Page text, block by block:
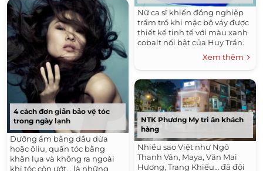
4 cách đơn giản bảo vệ tóc
trong ngày lạnh
Dưỡng ẩm bằng dầu dừa
hoặc ôliu, quấn tóc bằng
khăn lụa và không ra ngoài
khi tóc còn ướt... là những
Nữ ca sĩ khiến đồng nghiệp
trầm trồ khi mặc bộ váy được
thiết kế tinh tế với màu xanh
cobalt nổi bật của Huy Trần.
Xem thêm
NTK Phương My tri ân khách
hàng
Nhiều sao Việt như Ngô
Thanh Vân, Maya, Văn Mai
Hương, Trang Khiếu… đã đội